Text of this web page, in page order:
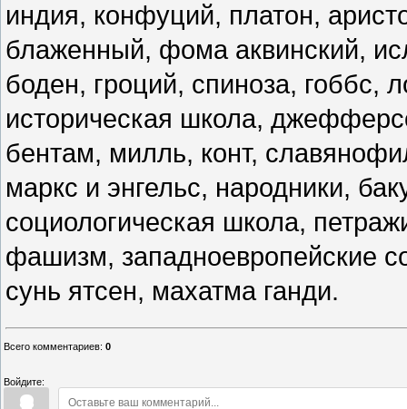
индия, конфуций, платон,
блаженный, фома аквинский,
боден, гроций, спиноза, гоббс,
историческая школа,
бентам, милль, конт,
маркс и энгельс, народники,
социологическая школа,
фашизм, западноевропейские
сунь ятсен, махатма ганди.
Всего комментариев: 0
Войдите: